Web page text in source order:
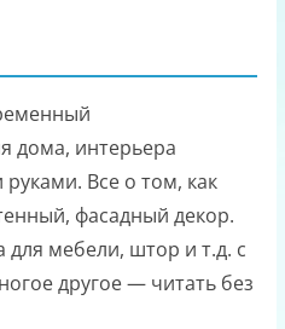
дома, интерьера
Все о том, как
фасадный декор.
мебели, штор и т.д. с
другое — читать без